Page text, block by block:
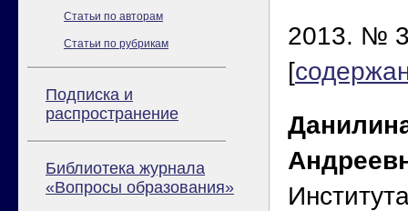
Статьи по авторам
Статьи по рубрикам
Подписка и
распространение
Библиотека журнала
«Вопросы образования»
2013. №
[